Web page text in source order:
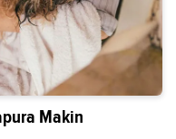
Makin